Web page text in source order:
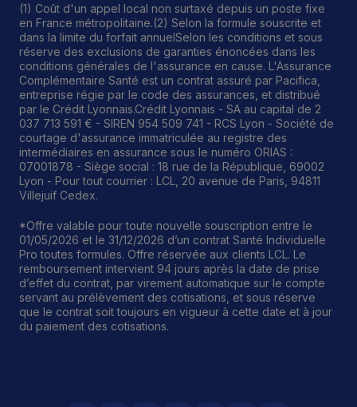
(1) Coût d'un appel local non surtaxé depuis un poste fixe
en France métropolitaine.(2) Selon la formule souscrite et
dans la limite du forfait annuelSelon les conditions et sous
réserve des exclusions de garanties énoncées dans les
conditions générales de l'assurance en cause. L'Assurance
Complémentaire Santé est un contrat assuré par Pacifica,
entreprise régie par le code des assurances, et distribué
par le Crédit Lyonnais.Crédit Lyonnais - SA au capital de 2
037 713 591 € - SIREN 954 509 741 - RCS Lyon - Société de
courtage d'assurance immatriculée au registre des
intermédiaires en assurance sous le numéro ORIAS :
07001878 - Siège social : 18 rue de la République, 69002
Lyon - Pour tout courrier : LCL, 20 avenue de Paris, 94811
Villejuif Cedex.
*Offre valable pour toute nouvelle souscription entre le
01/05/2026 et le 31/12/2026 d’un contrat Santé Individuelle
Pro toutes formules. Offre réservée aux clients LCL. Le
remboursement intervient 94 jours après la date de prise
d’effet du contrat, par virement automatique sur le compte
servant au prélèvement des cotisations, et sous réserve
que le contrat soit toujours en vigueur à cette date et à jour
du paiement des cotisations.